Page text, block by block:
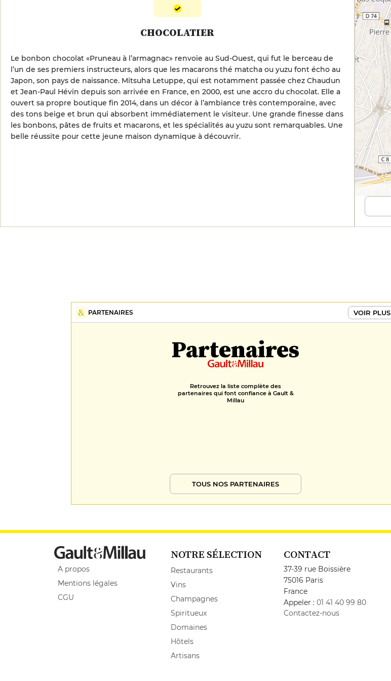
CHOCOLATIER
Le bonbon chocolat «Pruneau à l’armagnac» renvoie au Sud-Ouest, qui fut le berceau de
l’un de ses premiers instructeurs, alors que les macarons thé matcha ou yuzu font écho au
Japon, son pays de naissance. Mitsuha Letuppe, qui est notamment passée chez Chaudun
et Jean-Paul Hévin depuis son arrivée en France, en 2000, est une accro du chocolat. Elle a
ouvert sa propre boutique fin 2014, dans un décor à l’ambiance très contemporaine, avec
des tons beige et brun qui absorbent immédiatement le visiteur. Une grande finesse dans
les bonbons, pâtes de fruits et macarons, et les spécialités au yuzu sont remarquables. Une
belle réussite pour cette jeune maison dynamique à découvrir.
PARTENAIRES VOIR PLUS
Partenaires
Retrouvez la liste complète des
partenaires qui font confiance à Gault &
Millau
TOUS NOS PARTENAIRES
A propos
Mentions légales
CGU
NOTRE SÉLECTION
Restaurants
Vins
Champagnes
Spiritueux
Domaines
Hôtels
Artisans
CONTACT
37-39 rue Boissière
75016 Paris
France
Appeler : 01 41 40 99 80
Contactez-nous